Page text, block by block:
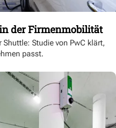
der Firmenmobilität
Shuttle: Studie von PwC klärt,
passt.